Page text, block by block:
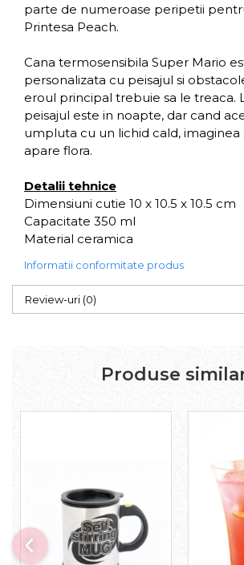
parte de numeroase peripetii
Printesa Peach.
Cana termosensibila Super Mario
personalizata cu peisajul si
eroul principal trebuie sa le treaca.
peisajul este in noapte, dar cand
umpluta cu un lichid cald, imaginea
apare flora.
Detalii tehnice
Dimensiuni cutie 10 x 10.5 x 10.5 cm
Capacitate 350 ml
Material ceramica
Informatii conformitate produs
Review-uri (0)
Produse